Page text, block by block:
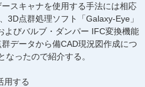
スキャナを使用する手法には相応
3D点群処理ソフト「Galaxy-Eye」
よびバルブ・ダンパー IFC変換機能
データから備CAD現況図作成につ
ったので紹介する。
用する